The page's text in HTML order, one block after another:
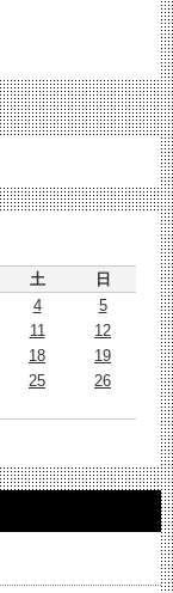
土
日
4
5
11
12
18
19
25
26